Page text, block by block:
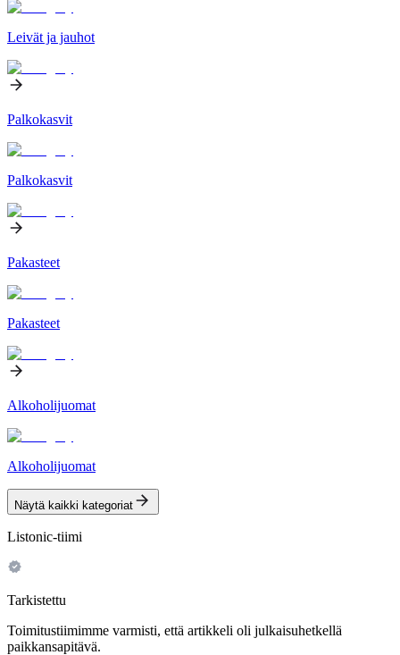
Leivät ja jauhot
Palkokasvit
Palkokasvit
Pakasteet
Pakasteet
Alkoholijuomat
Alkoholijuomat
Näytä kaikki kategoriat
Listonic-tiimi
Tarkistettu
Toimitustiimimme varmisti, että artikkeli oli julkaisuhetkellä
paikkansapitävä.